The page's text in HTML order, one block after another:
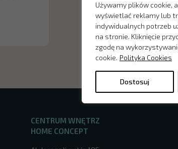
Używamy plików cookie,
wyświetlać reklamy lub
indywidualnych potrzeb
na stronie. Kliknięcie
zgodę na
cookie. Polityka Cookies
Dostosuj
CENTRUM WNĘTRZ
HOME CONCEPT